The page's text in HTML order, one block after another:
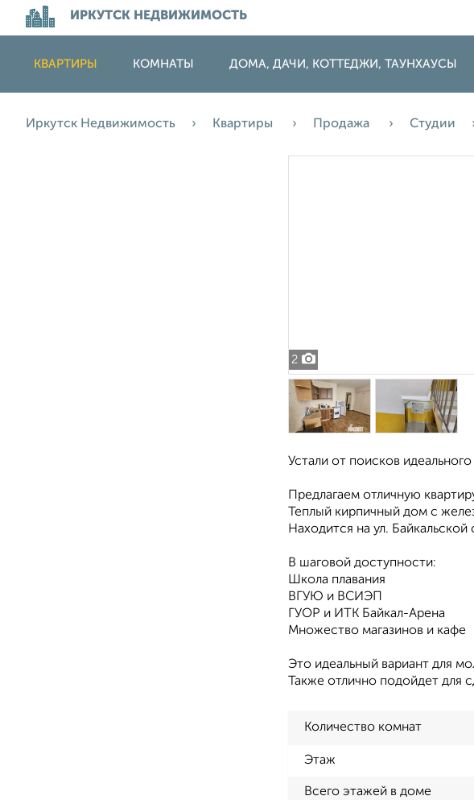
ИРКУТСК НЕДВИЖИМОСТЬ
КВАРТИРЫ КОМНАТЫ ДОМА, ДАЧИ, КОТТЕДЖИ, ТАУНХАУСЫ
Иркутск Недвижимость Квартиры Продажа Студии
2
Устали от поисков
Предлагаем отличную
Теплый кирпичный дом с
Находится на ул.
В шаговой доступности:
Школа плавания
ВГУЮ и ВСИЭП
ГУОР и ИТК Байкал-Арена
Множество магазинов и кафе
Это идеальный вариант для
Также отлично подойдет для
Количество комнат
Этаж
Всего этажей в доме